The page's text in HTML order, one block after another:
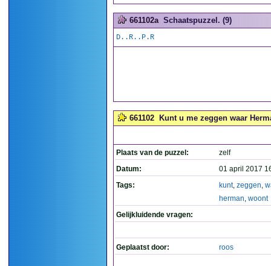
661102a Schaatspuzzel. (9)
D..R..P.R
661102 Kunt u me zeggen waar
Plaats van de puzzel:
zelf
Datum:
01 april 2017
Tags:
kunt, zeggen,
herman, woont
Gelijkluidende vragen:
Geplaatst door: roos